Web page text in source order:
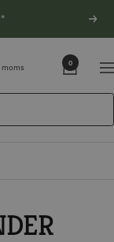
moms 0